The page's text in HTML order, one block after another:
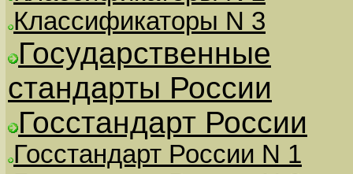
Классификаторы N 3
Государственные
стандарты России
Госстандарт России
Госстандарт России N 1